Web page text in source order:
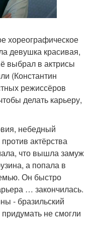
хореографическое
девушка красивая,
выбрал в актрисы
(Константин
режиссёров
делать карьеру,
небедный
актёрства
что вышла замуж
а попала в
Он быстро
… закончилась.
- бразильский
не смогли